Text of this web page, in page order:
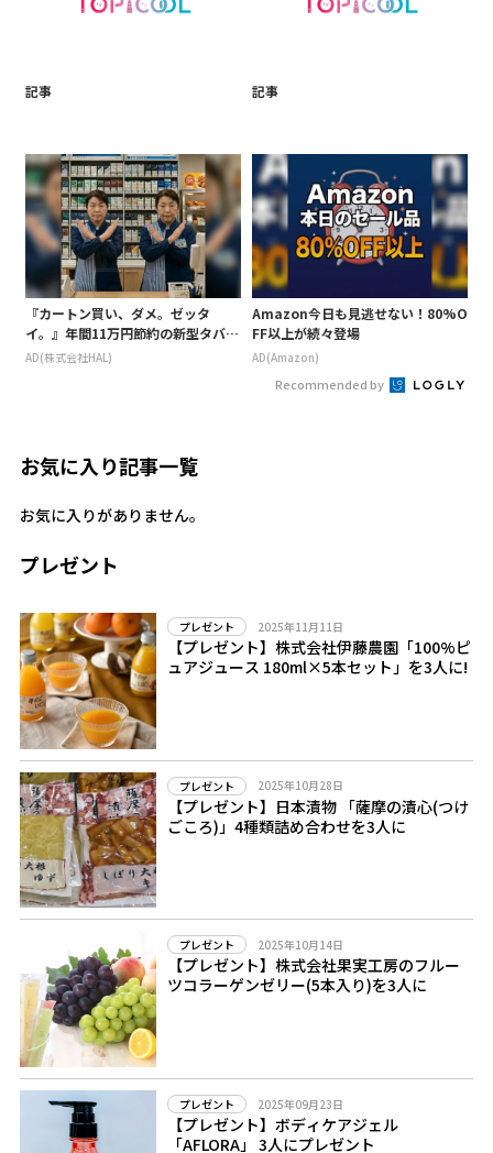
記事 記事
『カートン買い、ダメ。ゼッタ
イ。』年間11万円節約の新型タバコ
が爆売れ
AD(株式会社HAL)
Amazon今日も見逃せない！80%O
FF以上が続々登場
AD(Amazon)
Recommended by
お気に入り記事一覧
お気に入りがありません。
プレゼント
プレゼント 2025年11月11日
【プレゼント】株式会社伊藤農園「100%ピ
ュアジュース 180ml×5本セット」を3人に!
プレゼント 2025年10月28日
【プレゼント】日本漬物 「薩摩の漬心(つけ
ごころ)」4種類詰め合わせを3人に
プレゼント 2025年10月14日
【プレゼント】株式会社果実工房のフルー
ツコラーゲンゼリー(5本入り)を3人に
プレゼント 2025年09月23日
【プレゼント】ボディケアジェル
「AFLORA」 3人にプレゼント